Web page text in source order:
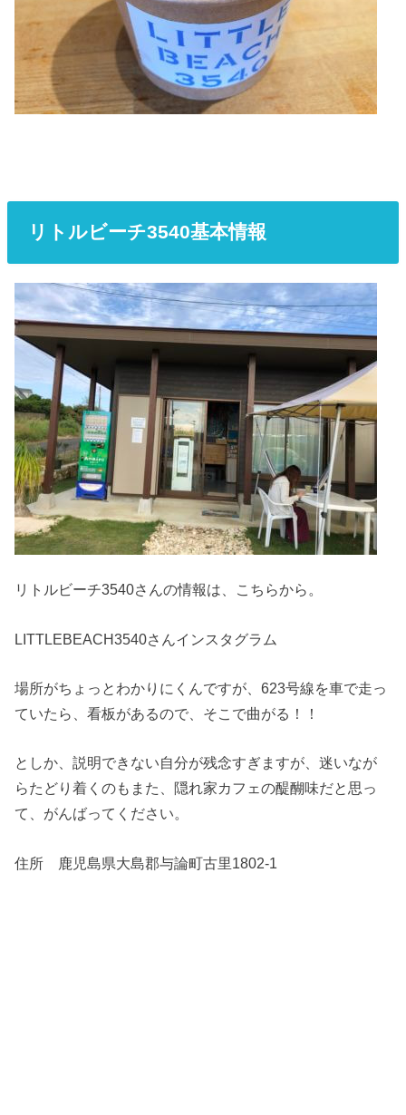
リトルビーチ3540基本情報
リトルビーチ3540さんの情報は、こちらから。
LITTLEBEACH3540さんインスタグラム
場所がちょっとわかりにくんですが、623号線を車で走っ
ていたら、看板があるので、そこで曲がる！！
としか、説明できない自分が残念すぎますが、迷いなが
らたどり着くのもまた、隠れ家カフェの醍醐味だと思っ
て、がんばってください。
住所 鹿児島県大島郡与論町古里1802-1